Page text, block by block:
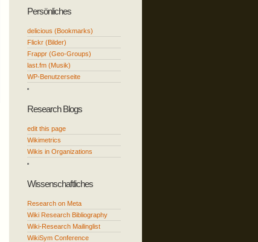
Persönliches
delicious (Bookmarks)
Flickr (Bilder)
Frappr (Geo-Groups)
last.fm (Musik)
WP-Benutzerseite
Research Blogs
edit this page
Wikimetrics
Wikis in Organizations
Wissenschaftliches
Research on Meta
Wiki Research Bibliography
Wiki-Research Mailinglist
WikiSym Conference